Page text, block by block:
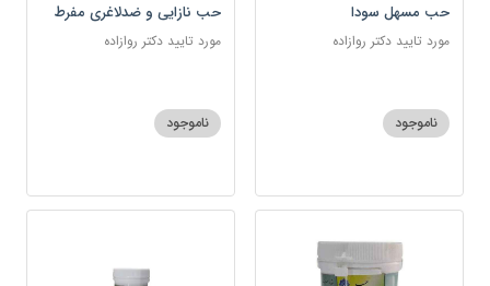
حب مسهل سودا
مورد تایید دکتر روازاده
ناموجود
حب نازایی و ضدلاغری مفرط
مورد تایید دکتر روازاده
ناموجود